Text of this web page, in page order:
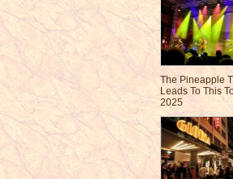
The Pineapple
Leads To This
2025